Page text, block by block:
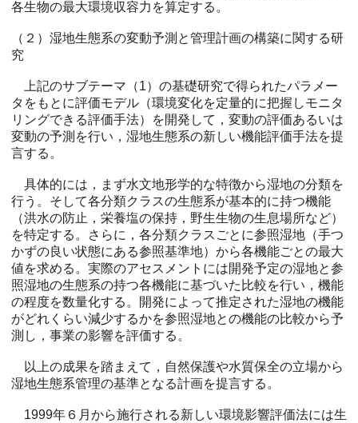
各生物の最大環境収容力を算定する。
（２）湿地生態系の変動予測と管理計画の構築に関する研
究
上記のサブテーマ（1）の基礎研究で得られたパラメー
タをもとに評価モデル（環境変化を定量的に把握しモニタ
リングできる評価手法）を開発して，変動の評価あるいは
変動の予測を行い，湿地生態系の新しい機能評価手法を提
言する。
具体的には，まず水文地形学的な特徴から湿地の分類を
行う。そして各分類クラスの生態系が基本的に持つ機能
（洪水の防止，栄養塩の保持，野生生物の生息場所など）
を特定する。さらに，各分類クラスごとに参照湿地（手つ
かずの良い状態にある参照基準地）から各機能ごとの最大
値を求める。実際のアセスメントには開発予定の湿地と参
照湿地の生態系の持つ各機能に基づいた比較を行い，機能
の程度を数量化する。開発によって推定された湿地の機能
がどれくらい減少するかを参照湿地との機能の比較から予
測し，事業の影響を評価する。
以上の成果を踏まえて，自然保護や水質保全の立場から
湿地生態系管理の基準となる計画を提言する。
1999年６月から施行される新しい環境影響評価法には生